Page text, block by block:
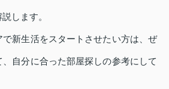
します。
で新生活をスタートさせたい方は、ぜ
自分に合った部屋探しの参考にして